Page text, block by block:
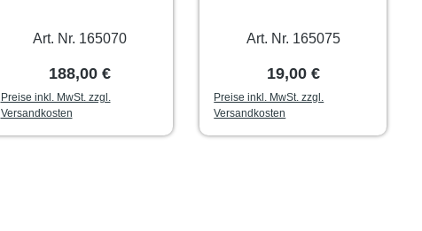
Art. Nr. 165070
Regulärer Preis:
188,00 €
Preise inkl. MwSt. zzgl.
Versandkosten
Art. Nr. 165075
Regulärer Preis:
19,00 €
Preise inkl. MwSt. zzgl.
Versandkosten